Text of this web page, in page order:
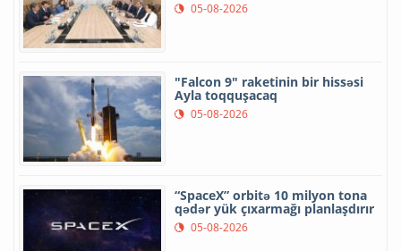
05-08-2026
"Falcon 9" raketinin bir hissəsi
Ayla toqquşacaq
05-08-2026
“SpaceX” orbitə 10 milyon tona
qədər yük çıxarmağı planlaşdırır
05-08-2026